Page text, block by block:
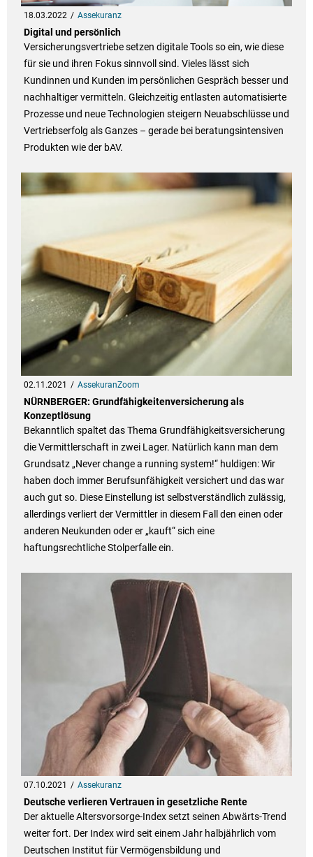
18.03.2022 Assekuranz
Digital und persönlich
Versicherungsvertriebe setzen digitale Tools so ein, wie diese
für sie und ihren Fokus sinnvoll sind. Vieles lässt sich
Kundinnen und Kunden im persönlichen Gespräch besser und
nachhaltiger vermitteln. Gleichzeitig entlasten automatisierte
Prozesse und neue Technologien steigern Neuabschlüsse und
Vertriebserfolg als Ganzes – gerade bei beratungsintensiven
Produkten wie der bAV.
02.11.2021 AssekuranZoom
NÜRNBERGER: Grundfähigkeitenversicherung als
Konzeptlösung
Bekanntlich spaltet das Thema Grundfähigkeitsversicherung
die Vermittlerschaft in zwei Lager. Natürlich kann man dem
Grundsatz „Never change a running system!“ huldigen: Wir
haben doch immer Berufsunfähigkeit versichert und das war
auch gut so. Diese Einstellung ist selbstverständlich zulässig,
allerdings verliert der Vermittler in diesem Fall den einen oder
anderen Neukunden oder er „kauft“ sich eine
haftungsrechtliche Stolperfalle ein.
07.10.2021 Assekuranz
Deutsche verlieren Vertrauen in gesetzliche Rente
Der aktuelle Altersvorsorge-Index setzt seinen Abwärts-Trend
weiter fort. Der Index wird seit einem Jahr halbjährlich vom
Deutschen Institut für Vermögensbildung und